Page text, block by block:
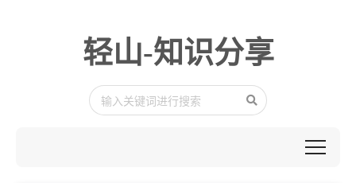
轻山-知识分享